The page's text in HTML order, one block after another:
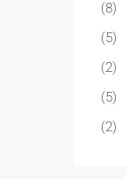
(8)
(5)
(2)
(5)
(2)